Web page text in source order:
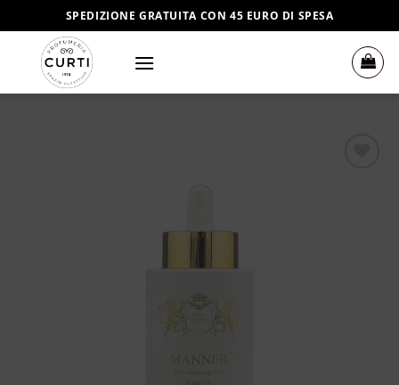
ai
contenuti
SPEDIZIONE GRATUITA CON 45 EURO DI SPESA